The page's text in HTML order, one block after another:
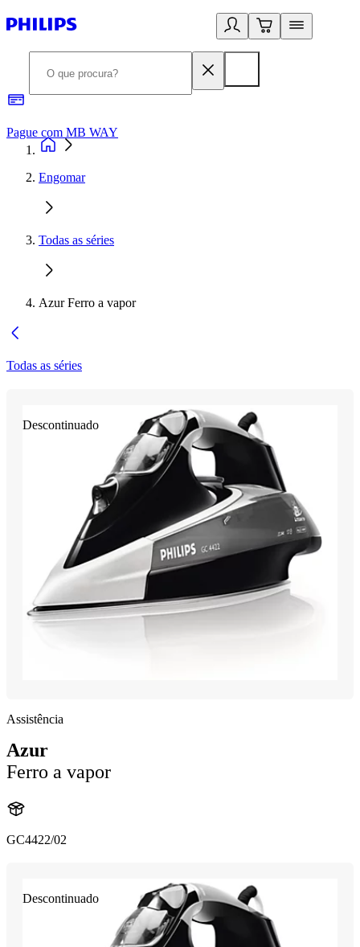
Pague com MB WAY
Engomar
Todas as séries
Azur Ferro a vapor
Todas as séries
Descontinuado
Assistência
Azur
Ferro a vapor
GC4422/02
Descontinuado